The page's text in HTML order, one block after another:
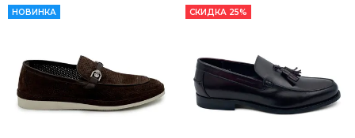
НОВИНКА СКИДКА 25%